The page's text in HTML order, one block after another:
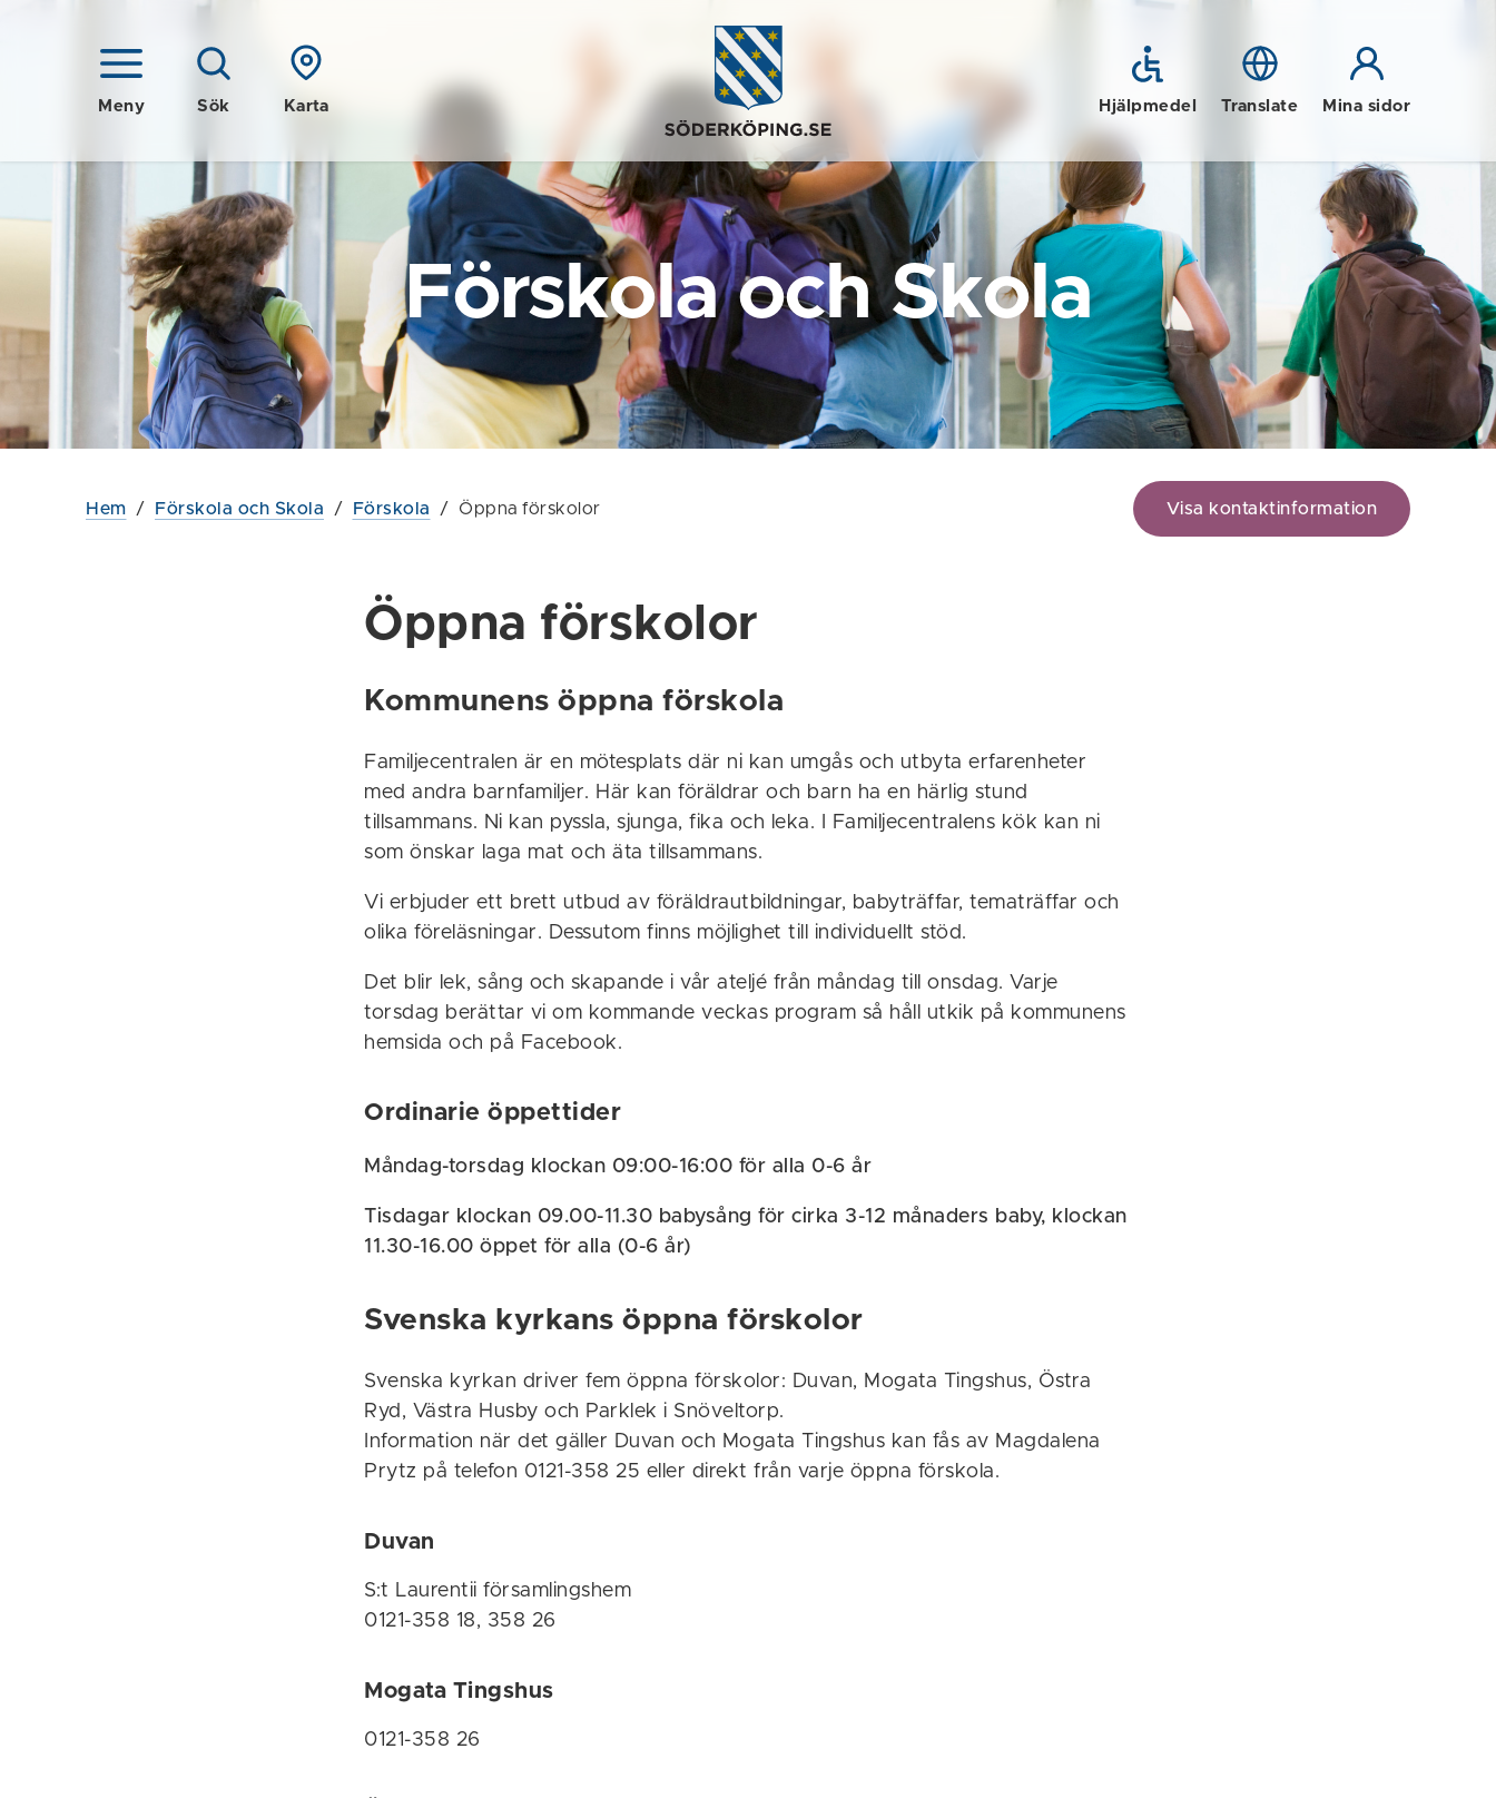
Meny Sök Karta Hjälpmedel Translate Mina sidor
Förskola och Skola
Hem / Förskola och Skola / Förskola / Öppna förskolor Visa kontaktinformation
Öppna förskolor
Kommunens öppna förskola
Familjecentralen är en mötesplats där ni kan umgås och utbyta erfarenheter
med andra barnfamiljer. Här kan föräldrar och barn ha en härlig stund
tillsammans. Ni kan pyssla, sjunga, fika och leka. I Familjecentralens kök kan ni
som önskar laga mat och äta tillsammans.
Vi erbjuder ett brett utbud av föräldrautbildningar, babyträffar, tematräffar och
olika föreläsningar. Dessutom finns möjlighet till individuellt stöd.
Det blir lek, sång och skapande i vår ateljé från måndag till onsdag. Varje
torsdag berättar vi om kommande veckas program så håll utkik på kommunens
hemsida och på Facebook.
Ordinarie öppettider
Måndag-torsdag klockan 09:00-16:00 för alla 0-6 år
Tisdagar klockan 09.00-11.30 babysång för cirka 3-12 månaders baby, klockan
11.30-16.00 öppet för alla (0-6 år)
Svenska kyrkans öppna förskolor
Svenska kyrkan driver fem öppna förskolor: Duvan, Mogata Tingshus, Östra
Ryd, Västra Husby och Parklek i Snöveltorp.
Information när det gäller Duvan och Mogata Tingshus kan fås av Magdalena
Prytz på telefon 0121-358 25 eller direkt från varje öppna förskola.
Duvan
S:t Laurentii församlingshem
0121-358 18, 358 26
Mogata Tingshus
0121-358 26